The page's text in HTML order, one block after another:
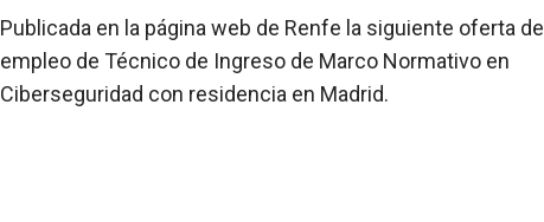
Publicada en la página web de Renfe la siguiente oferta de
empleo de Técnico de Ingreso de Marco Normativo en
Ciberseguridad con residencia en Madrid.